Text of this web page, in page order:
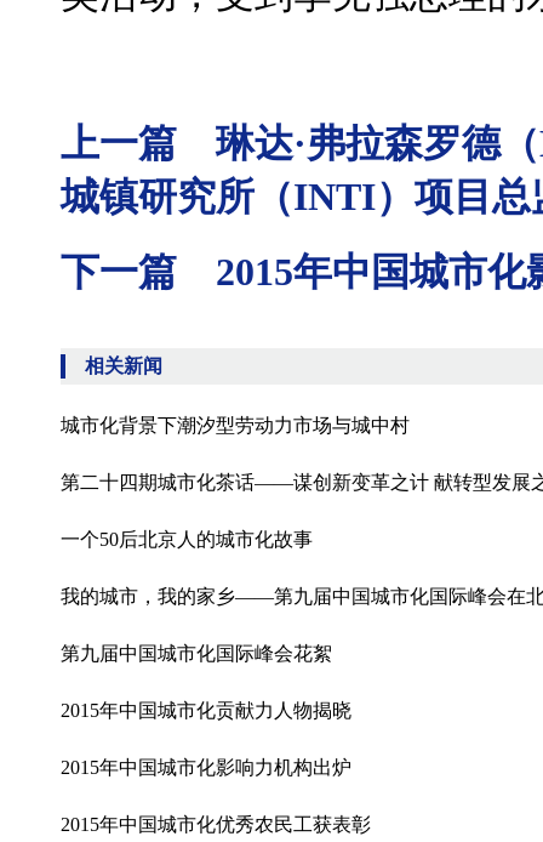
上一篇 琳达·弗拉森罗德
城镇研究所（INTI）项目总
下一篇 2015年中国城市化
相关新闻
城市化背景下潮汐型劳动力市场与城中村
第二十四期城市化茶话——谋创新变革之计 献转型发展
一个50后北京人的城市化故事
我的城市，我的家乡——第九届中国城市化国际峰会在
第九届中国城市化国际峰会花絮
2015年中国城市化贡献力人物揭晓
2015年中国城市化影响力机构出炉
2015年中国城市化优秀农民工获表彰